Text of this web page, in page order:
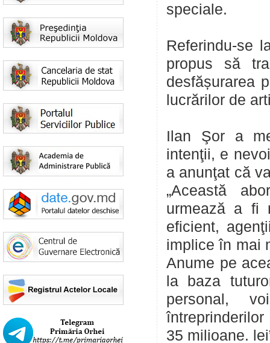
speciale.
Referindu-se
propus să
desfășurarea
lucrărilor de
Ilan Şor a
intenţii, e
a anunţat că
„Această
urmează a fi
eficient,
implice în mai
Anume pe
la baza
personal,
35 milioane.